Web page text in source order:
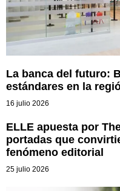
La banca del futuro:
estándares en la
16 julio 2026
ELLE apuesta por
portadas que
fenómeno editorial
25 julio 2026